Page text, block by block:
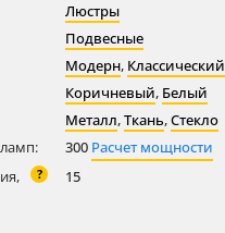
Люстры
Подвесные
Модерн, Классический
Коричневый, Белый
Металл,Ткань,Стекло
300 Расчет мощности
? 15